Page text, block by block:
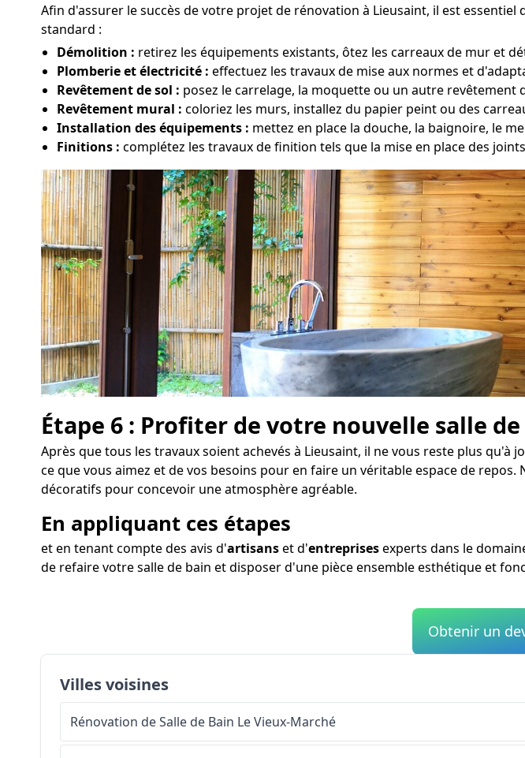
Afin d'assurer le succès de votre projet de rénovation à Lieusaint, il est
standard :
Démolition : retirez les équipements existants, ôtez les carreaux de mur et
Plomberie et électricité : effectuez les travaux de mise aux normes et
Revêtement de sol : posez le carrelage, la moquette ou un autre revêtement
Revêtement mural : coloriez les murs, installez du papier peint ou des
Installation des équipements : mettez en place la douche, la baignoire, le
Finitions : complétez les travaux de finition tels que la mise en place des
Étape 6 : Profiter de votre nouvelle salle
Après que tous les travaux soient achevés à Lieusaint, il ne vous reste plus qu'à
ce que vous aimez et de vos besoins pour en faire un véritable espace de
décoratifs pour concevoir une atmosphère agréable.
En appliquant ces étapes
et en tenant compte des avis d'artisanset d'entreprisesexperts dans le
de refaire votre salle de bain et disposer d'une pièce ensemble esthétique et
Obtenir un
Villes voisines
Rénovation de Salle de Bain Le Vieux-Marché